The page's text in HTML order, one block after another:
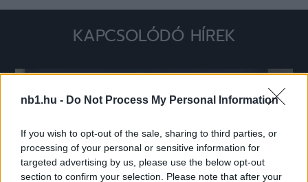
nb1.hu - Do Not Process My Personal Information
If you wish to opt-out of the sale, sharing to third parties, or
processing of your personal or sensitive information for
targeted advertising by us, please use the below opt-out
section to confirm your selection. Please note that after your
KAPCSOLÓDÓ HÍREK
Hírek